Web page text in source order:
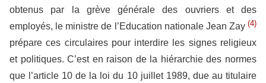
obtenus par la grève générale des ouvriers et des
employés, le ministre de l’Education nationale Jean Zay (4)
prépare ces circulaires pour interdire les signes religieux
et politiques. C’est en raison de la hiérarchie des normes
que l’article 10 de la loi du 10 juillet 1989, due au titulaire